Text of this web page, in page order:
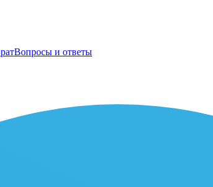
Вопросы и ответы